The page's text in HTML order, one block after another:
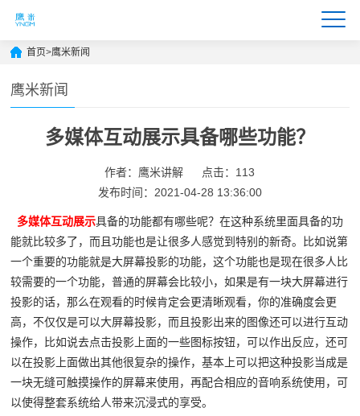
首页>鹰米新闻
鹰米新闻
多媒体互动展示具备哪些功能？
作者：鹰米讲解
点击：113
发布时间：2021-04-28 13:36:00
多媒体互动展示具备的功能都有哪些呢？在这种系统里面具备的功
能就比较多了，而且功能也是让很多人感觉到特别的新奇。比如说第
一个重要的功能就是大屏幕投影的功能，这个功能也是现在很多人比
较需要的一个功能，普通的屏幕会比较小，如果是有一块大屏幕进行
投影的话，那么在观看的时候肯定会更清晰观看，你的准确度会更
高，不仅仅是可以大屏幕投影，而且投影出来的图像还可以进行互动
操作，比如说去点击投影上面的一些图标按钮，可以作出反应，还可
以在投影上面做出其他很复杂的操作，基本上可以把这种投影当成是
一块无缝可触摸操作的屏幕来使用，再配合相应的音响系统使用，可
以使得整套系统给人带来沉浸式的享受。